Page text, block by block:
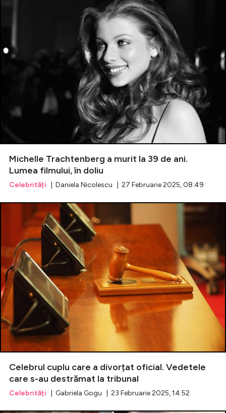
Michelle Trachtenberg a murit la 39 de ani.
Lumea filmului, în doliu
Celebrități | Daniela Nicolescu | 27 Februarie 2025, 08:49
Celebrul cuplu care a divorțat oficial. Vedetele
care s-au destrămat la tribunal
Celebrități | Gabriela Gogu | 23 Februarie 2025, 14:52